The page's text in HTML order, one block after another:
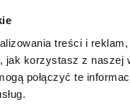
treści i
korzystasz z naszej
połączyć te